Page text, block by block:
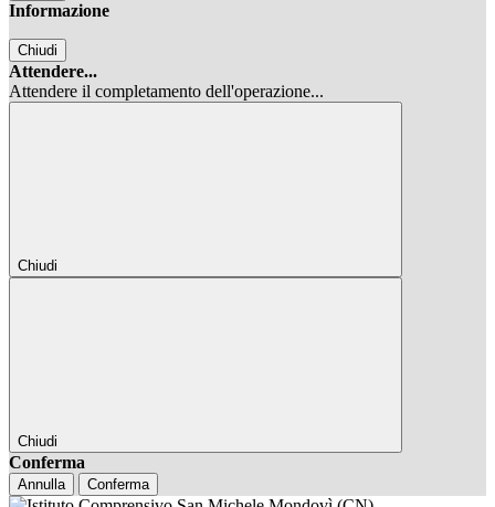
Informazione
Chiudi
Attendere...
Attendere il completamento dell'operazione...
Chiudi
Chiudi
Conferma
Annulla Conferma